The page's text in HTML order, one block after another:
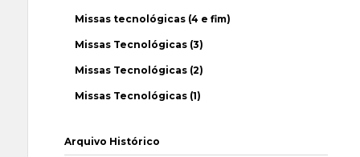
Missas tecnológicas (4 e fim)
Missas Tecnológicas (3)
Missas Tecnológicas (2)
Missas Tecnológicas (1)
Arquivo Histórico